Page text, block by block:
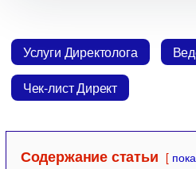
Услуги Директолога
Чек-лист Директ
Содержание статьи